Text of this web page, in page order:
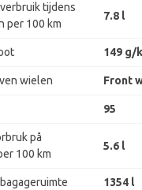
tijdens
per 100 km
7.8 l
149 g/
wielen Front
95
på
100 km
5.6 l
1354 l